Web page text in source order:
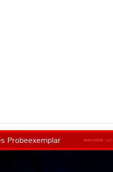
Probeexemplar